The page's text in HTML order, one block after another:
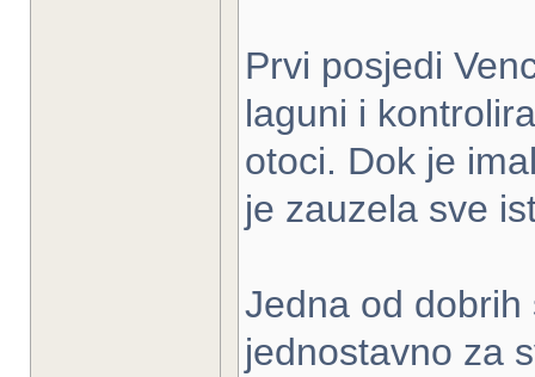
Prvi posjedi
laguni i
otoci. Dok je
je zauzela sve
Jedna od
jednostavno za